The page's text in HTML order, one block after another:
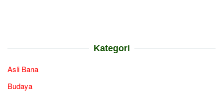
Kategori
Asli Bana
Budaya